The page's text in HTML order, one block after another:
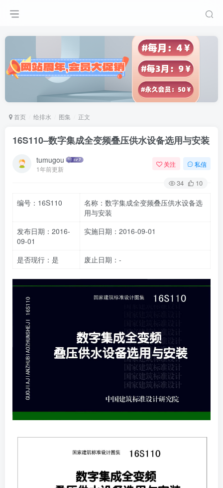
首页 给排水 图集 正文
16S110–数字集成全变频叠压供水设备选用与安装
tumugou
1年前更新
关注 私信
34 10
编号：16S110
名称：数字集成全变频叠压供水设备选
用与安装
发布日期：2016-
09-01
实施日期：2016-09-01
是否现行：是 废止日期：-